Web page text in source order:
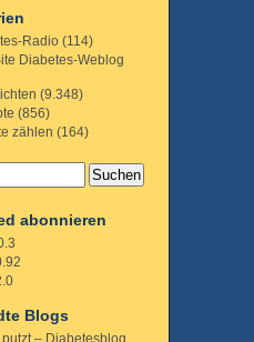
Radio (114)
Diabetes-Weblog
(9.348)
(856)
zählen (164)
abonnieren
Blogs
putzt – Diabetesblog